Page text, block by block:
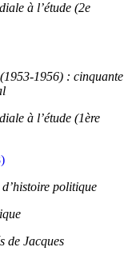
à l’étude (2e
1956) : cinquante
à l’étude (1ère
politique
de Jacques